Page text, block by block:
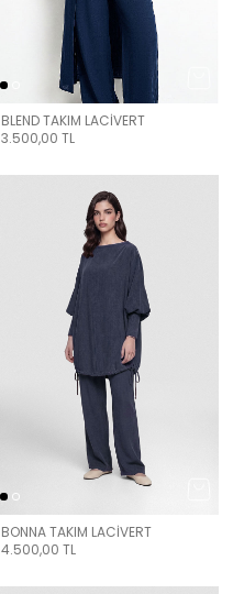
BLEND TAKIM LACİVERT
3.500,00 TL
BONNA TAKIM LACİVERT
4.500,00 TL